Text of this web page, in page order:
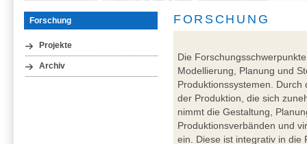
Forschung
Projekte
Archiv
FORSCHUNG
Die
Modellierung, Planung und
Produktionssystemen. Durch
der Produktion, die sich
nimmt die Gestaltung,
Produktionsverbänden und
ein. Diese ist integrativ in die